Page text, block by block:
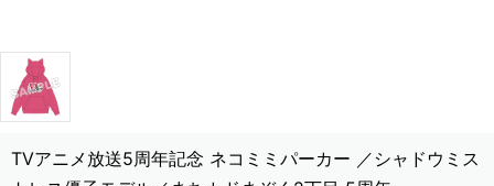
TVアニメ放送5周年記念 ネコミミパーカー ／シャドウミス